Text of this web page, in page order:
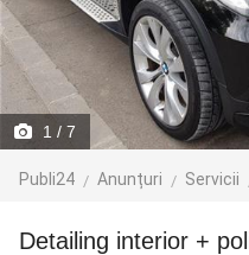
1 / 7
Publi24 Anunțuri Servicii
Detailing interior +